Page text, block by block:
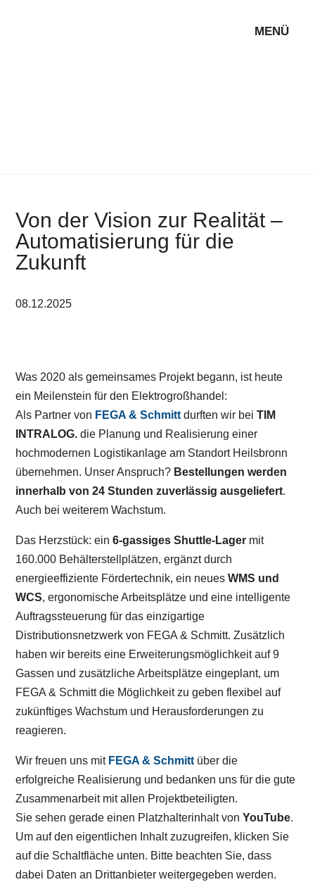
MENÜ
Von der Vision zur Realität –
Automatisierung für die
Zukunft
08.12.2025
Was 2020 als gemeinsames Projekt begann, ist heute
ein Meilenstein für den Elektrogroßhandel:
Als Partner von FEGA & Schmitt durften wir beiTIM
INTRALOG. die Planung und Realisierung einer
hochmodernen Logistikanlage am Standort Heilsbronn
übernehmen. Unser Anspruch? Bestellungen werden
innerhalb von 24 Stunden zuverlässig ausgeliefert.
Auch bei weiterem Wachstum.
Das Herzstück: ein6-gassiges Shuttle-Lager mit
160.000 Behälterstellplätzen, ergänzt durch
energieeffiziente Fördertechnik, ein neuesWMS und
WCS, ergonomische Arbeitsplätze und eine intelligente
Auftragssteuerung für das einzigartige
Distributionsnetzwerk von FEGA & Schmitt. Zusätzlich
haben wir bereits eine Erweiterungsmöglichkeit auf 9
Gassen und zusätzliche Arbeitsplätze eingeplant, um
FEGA & Schmitt die Möglichkeit zu geben flexibel auf
zukünftiges Wachstum und Herausforderungen zu
reagieren.
Wir freuen uns mit FEGA & Schmitt über die
erfolgreiche Realisierung und bedanken uns für die gute
Zusammenarbeit mit allen Projektbeteiligten.
Sie sehen gerade einen Platzhalterinhalt vonYouTube.
Um auf den eigentlichen Inhalt zuzugreifen, klicken Sie
auf die Schaltfläche unten. Bitte beachten Sie, dass
dabei Daten an Drittanbieter weitergegeben werden.